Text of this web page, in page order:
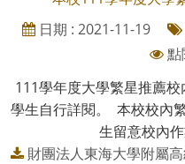
日期 : 2021-11-19
點
111學年度大學繁星推薦
學生自行詳閱。 本校校內
生留意校內
財團法人東海大學附屬